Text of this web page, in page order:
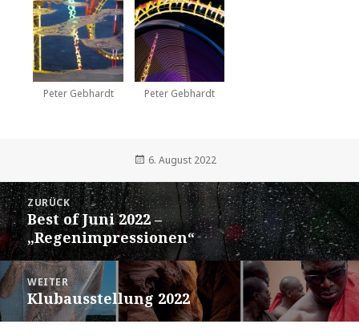
Peter Gebhardt Peter Gebhardt
Veröffentlicht
6. August 2022
Beitrags-
Navigation
ZURÜCK
Vorheriger
Beitrag:
Best of Juni 2022 –
„Regenimpressionen“
WEITER
Nächster
Beitrag:
Klubausstellung 2022